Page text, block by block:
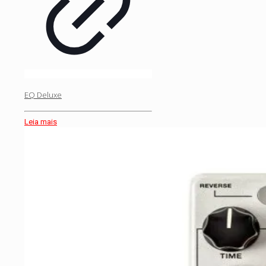
EQ Deluxe
Leia mais